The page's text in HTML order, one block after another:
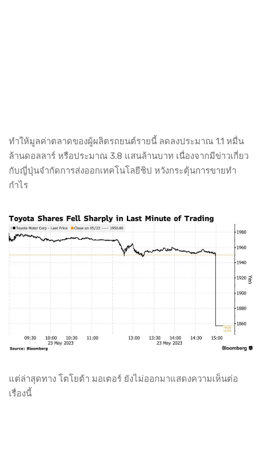
ทำให้มูลค่าตลาดของผู้ผลิตรถยนต์รายนี้ ลดลงประมาณ 1.1 หมื่น
ล้านดอลลาร์ หรือประมาณ 3.8 แสนล้านบาท เนื่องจากมีข่าวเกี่ยว
กับญี่ปุ่นจำกัดการส่งออกเทคโนโลยีชิป หวังกระตุ้นการขายทำ
กำไร
แต่ล่าสุดทาง โตโยต้า มอเตอร์ ยังไม่ออกมาแสดงความเห็นต่อ
เรื่องนี้